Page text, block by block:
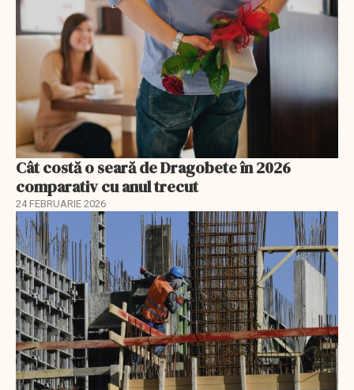
Cât costă o seară de Dragobete în 2026
comparativ cu anul trecut
24 FEBRUARIE 2026